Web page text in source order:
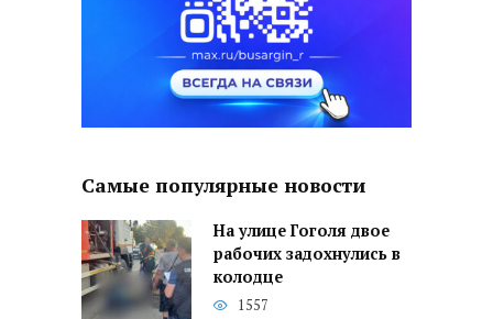
Самые популярные новости
На улице Гоголя двое
рабочих задохнулись в
колодце
1557